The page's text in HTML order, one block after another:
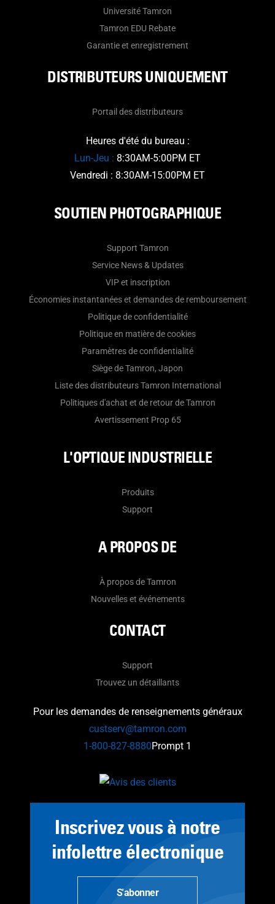
Université Tamron
Tamron EDU Rebate
Garantie et enregistrement
DISTRIBUTEURS UNIQUEMENT
Portail des distributeurs
Heures d'été du bureau :
Lun-Jeu : 8:30AM-5:00PM ET
Vendredi : 8:30AM-15:00PM ET
SOUTIEN PHOTOGRAPHIQUE
Support Tamron
Service News & Updates
VIP et inscription
Économies instantanées et demandes de remboursement
Politique de confidentialité
Politique en matière de cookies
Paramètres de confidentialité
Siège de Tamron, Japon
Liste des distributeurs Tamron International
Politiques d'achat et de retour de Tamron
Avertissement Prop 65
L'OPTIQUE INDUSTRIELLE
Produits
Support
A PROPOS DE
À propos de Tamron
Nouvelles et événements
CONTACT
Support
Trouvez un détaillants
Pour les demandes de renseignements généraux
custserv@tamron.com
1-800-827-8880Prompt 1
Inscrivez vous à notre
infolettre électronique
S'abonner